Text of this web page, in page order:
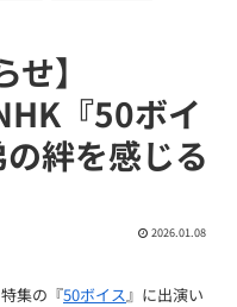
】
『50ボイ
絆を感じる
2026.01.08
集の『50ボイス』に出演い